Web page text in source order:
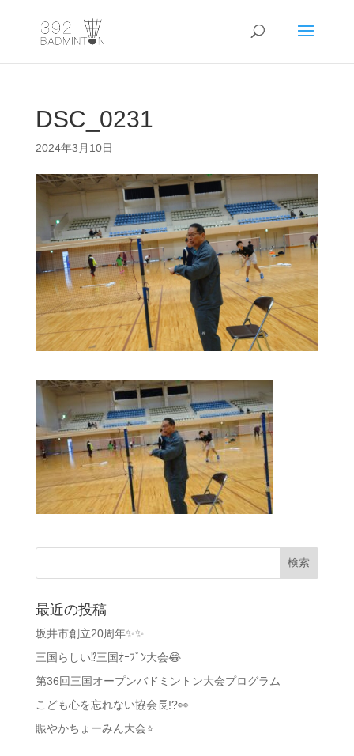
DSC_0231
2024年3月10日
最近の投稿
坂井市創立20周年✨✨
三国らしい⁉️三国ｵｰﾌﾟﾝ大会😂
第36回三国オープンバドミントン大会プログラム
こども心を忘れない協会長!?👀
賑やかちょーみん大会⭐